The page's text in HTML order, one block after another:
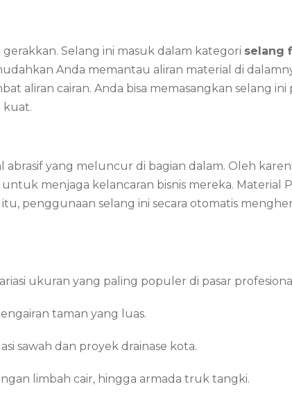
Selang ini masuk dalam kategori selang
Anda memantau aliran material di
aliran cairan. Anda bisa memasangkan selang
kuat.
yang meluncur di bagian dalam. Oleh
menjaga kelancaran bisnis mereka. Material
penggunaan selang ini secara otomatis
ukuran yang paling populer di pasar
taman yang luas.
sawah dan proyek drainase kota.
limbah cair, hingga armada truk tangki.